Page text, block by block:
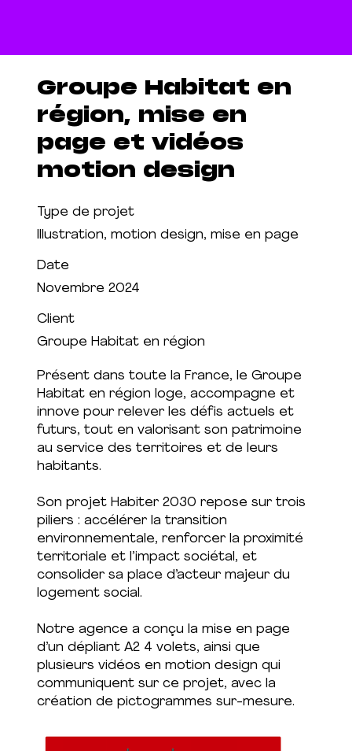
Groupe Habitat en
région, mise en
page et vidéos
motion design
Type de projet
Illustration, motion design, mise en page
Date
Novembre 2024
Client
Groupe Habitat en région
Présent dans toute la France, le Groupe
Habitat en région loge, accompagne et
innove pour relever les défis actuels et
futurs, tout en valorisant son patrimoine
au service des territoires et de leurs
habitants.
Son projet Habiter 2030 repose sur trois
piliers : accélérer la transition
environnementale, renforcer la proximité
territoriale et l’impact sociétal, et
consolider sa place d’acteur majeur du
logement social.
Notre agence a conçu la mise en page
d’un dépliant A2 4 volets, ainsi que
plusieurs vidéos en motion design qui
communiquent sur ce projet, avec la
création de pictogrammes sur-mesure.